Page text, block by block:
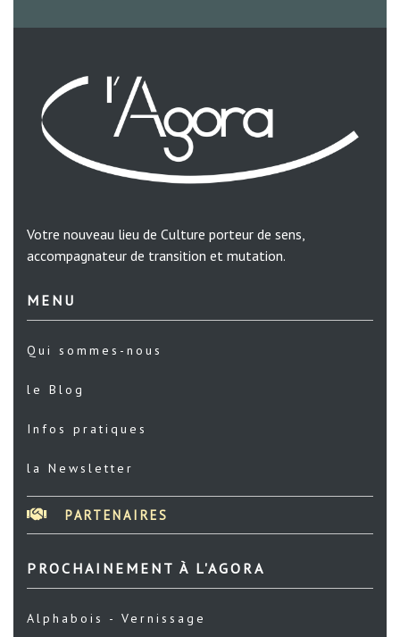
Votre nouveau lieu de Culture porteur de sens,
accompagnateur de transition et mutation.
MENU
Qui sommes-nous
le Blog
Infos pratiques
la Newsletter
PARTENAIRES
PROCHAINEMENT À L'AGORA
Alphabois - Vernissage